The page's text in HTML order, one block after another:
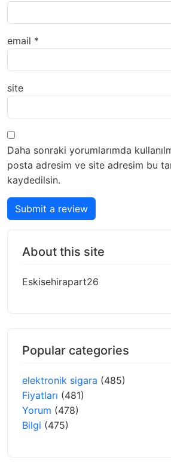
email *
site
Daha sonraki yorumlarımda
posta adresim ve site adresim bu
kaydedilsin.
Submit a review
About this site
Eskisehirapart26
Popular categories
elektronik sigara (485)
Fiyatları (481)
Yorum (478)
Bilgi (475)